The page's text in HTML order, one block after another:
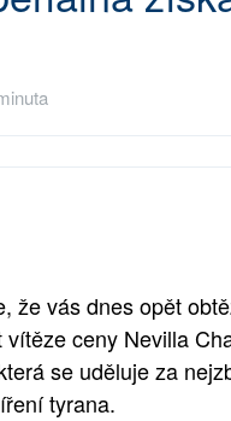
že vás dnes opět
vítěze ceny Nevilla
se uděluje za
tyrana.